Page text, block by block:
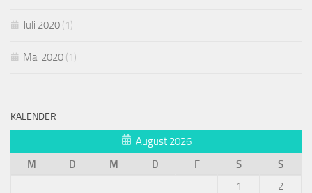
Juli 2020 (1)
Mai 2020 (1)
KALENDER
August 2026
M
D M D F S
S
1
2